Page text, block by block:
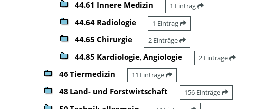
44.61 Innere Medizin 1 Eintrag
44.64 Radiologie 1 Eintrag
44.65 Chirurgie 2 Einträge
44.85 Kardiologie, Angiologie 2 Einträge
46 Tiermedizin 11 Einträge
48 Land- und Forstwirtschaft 156 Einträge